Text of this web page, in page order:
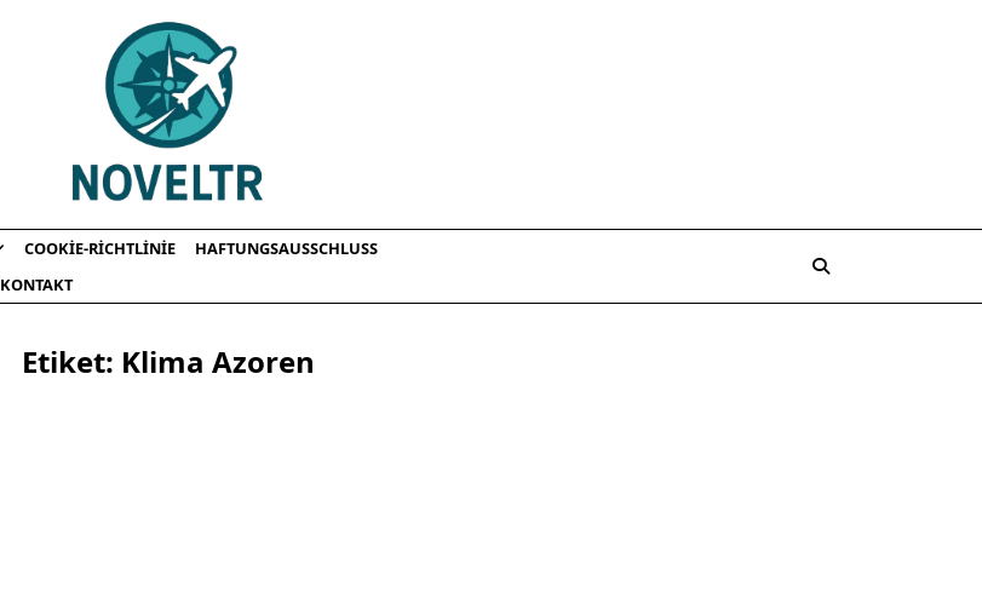
COOKIE-RICHTLINIE
HAFTUNGSAUSSCHLUSS
KONTAKT
Etiket: Klima Azoren